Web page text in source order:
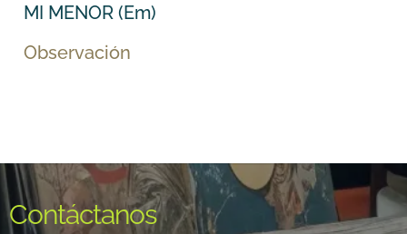
MI MENOR (Em)
Observación
Contáctanos